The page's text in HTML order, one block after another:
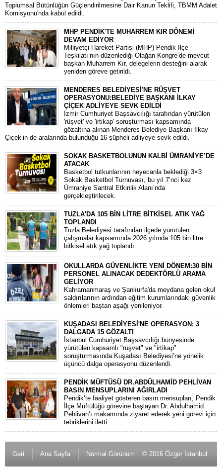
Toplumsal Bütünlüğün Güçlendirilmesine Dair Kanun Teklifi, TBMM Adalet
Komisyonu'nda kabul edildi.
MHP PENDİK'TE MUHARREM KIR DÖNEMİ
DEVAM EDİYOR
​Milliyetçi Hareket Partisi (MHP) Pendik İlçe
Teşkilatı’nın düzenlediği Olağan Kongre’de mevcut
başkan Muharrem Kır, delegelerin desteğini alarak
yeniden göreve getirildi.
MENDERES BELEDİYESİ'NE RÜŞVET
OPERASYONU:BELEDİYE BAŞKANI İLKAY
ÇİÇEK ADLİYEYE SEVK EDİLDİ
​İzmir Cumhuriyet Başsavcılığı tarafından yürütülen
'rüşvet' ve 'irtikap' soruşturması kapsamında
gözaltına alınan Menderes Belediye Başkanı İlkay
Çiçek’in de aralarında bulunduğu 16 şüpheli adliyeye sevk edildi.
SOKAK BASKETBOLUNUN KALBİ ÜMRANİYE’DE
ATACAK
Basketbol tutkunlarının heyecanla beklediği 3×3
Sokak Basketbol Turnuvası, bu yıl 7’nci kez
Ümraniye Santral Etkinlik Alanı’nda
gerçekleştirilecek.
TUZLA'DA 105 BİN LİTRE BİTKİSEL ATIK YAĞ
TOPLANDI
Tuzla Belediyesi tarafından ilçede yürütülen
çalışmalar kapsamında 2026 yılında 105 bin litre
bitkisel atık yağ toplandı.
OKULLARDA GÜVENLİKTE YENİ DÖNEM:30 BİN
PERSONEL ALINACAK DEDEKTÖRLÜ ARAMA
GELİYOR
​Kahramanmaraş ve Şanlıurfa'da meydana gelen okul
saldırılarının ardından eğitim kurumlarındaki güvenlik
önlemleri baştan aşağı yenileniyor.
KUŞADASI BELEDİYESİ'NE OPERASYON: 3
DALGADA 15 GÖZALTI
​İstanbul Cumhuriyet Başsavcılığı bünyesinde
yürütülen kapsamlı "rüşvet" ve "irtikap"
soruşturmasında Kuşadası Belediyesi’ne yönelik
üçüncü dalga operasyonu düzenlendi.
PENDİK MÜFTÜSÜ DR.ABDÜLHAMİD PEHLİVAN
BASIN MENSUPLARINI AĞIRLADI
​Pendik’te faaliyet gösteren basın mensupları, Pendik
İlçe Müftülüğü görevine başlayan Dr. Abdulhamid
Pehlivan’ı makamında ziyaret ederek yeni görevi için
tebriklerini iletti.
Geri Ana Sayfa Normal Görünüm © 2016 Özgür İstanbul